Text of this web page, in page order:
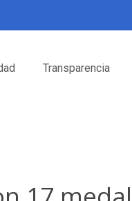
Transparencia